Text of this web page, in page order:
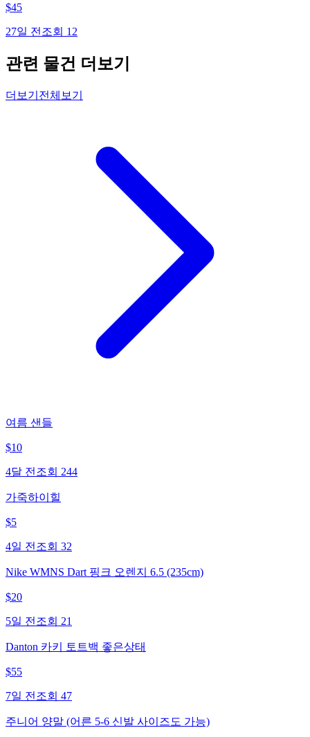
$45
27일 전 조회 12
관련 물건 더보기
더보기 전체보기
여름 샌들
$10
4달 전 조회 244
가죽하이힐
$5
4일 전 조회 32
Nike WMNS Dart 핑크 오렌지 6.5 (235cm)
$20
5일 전 조회 21
Danton 카키 토트백 좋은상태
$55
7일 전 조회 47
주니어 양말 (어른 5-6 신발 사이즈도 가능)